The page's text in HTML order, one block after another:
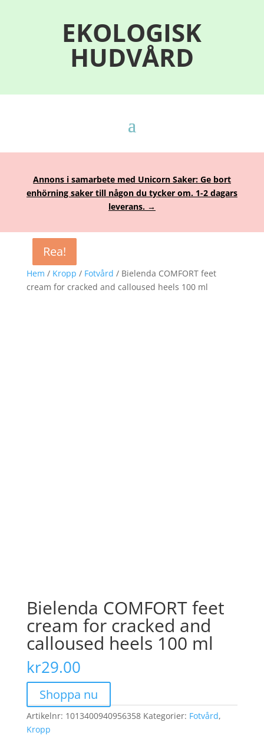
EKOLOGISK
HUDVÅRD
Annons i samarbete med Unicorn Saker: Ge bort
enhörning saker till någon du tycker om. 1-2 dagars
leverans. →
Hem / Kropp / Fotvård / Bielenda COMFORT feet
cream for cracked and calloused heels 100 ml
Bielenda COMFORT feet
cream for cracked and
calloused heels 100 ml
kr29.00
Shoppa nu
Artikelnr: 1013400940956358 Kategorier: Fotvård,
Kropp
Rea!
Rea!
Rea!